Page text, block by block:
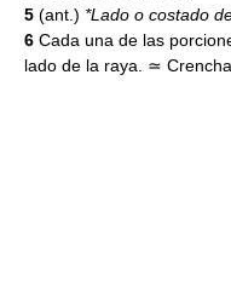
5 (ant.) *Lado o costado
6 Cada una de las
lado de la raya. ≃